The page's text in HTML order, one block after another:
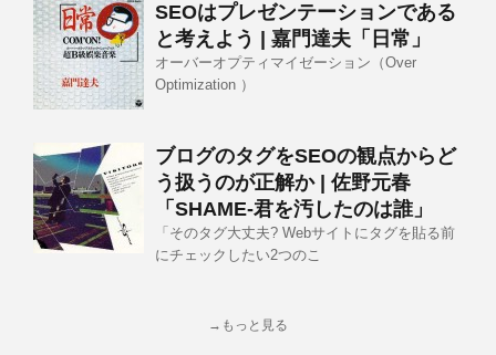
SEOはプレゼンテーションである
と考えよう | 嘉門達夫「日常」
オーバーオプティマイゼーション（Over
Optimization ）
ブログのタグをSEOの観点からど
う扱うのが正解か | 佐野元春
「SHAME-君を汚したのは誰」
「そのタグ大丈夫? Webサイトにタグを貼る前
にチェックしたい2つのこ
→もっと見る